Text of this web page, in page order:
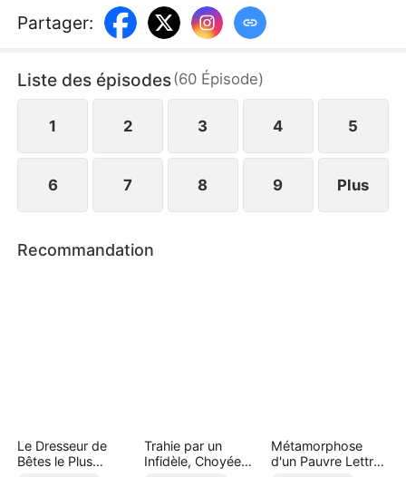
avec Adrien, quitte à voir ses notes chuter. Le jour
des résultats, persuadée de sa victoire, Camille
Mais la vraie première de classe a une surprise : «
Je veux tout : l'amour et le succès ! »
Partager:
Liste des épisodes(60 Épisode)
1 2 3 4 5
6 7 8 9 Plus
Recommandation
Le Dresseur de
Bêtes le Plus
Trahie par un
Infidèle, Choyée
Métamorphose
d'un Pauvre Lettré